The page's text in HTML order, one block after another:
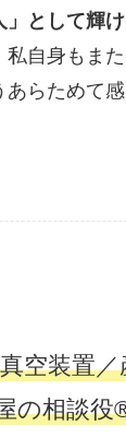
として輝
私自身もま
らためて感
空装置／
の相談役